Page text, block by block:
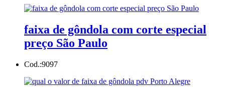
faixa de gôndola com corte especial
preço São Paulo
Cod.:9097